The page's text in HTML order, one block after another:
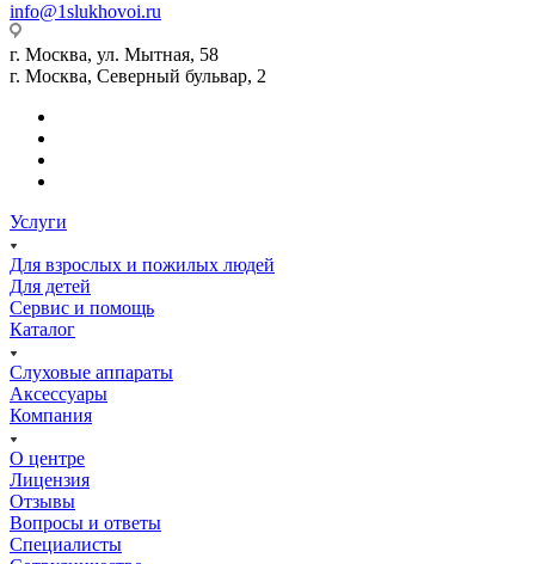
info@1slukhovoi.ru
г. Москва, ул. Мытная, 58
г. Москва, Северный бульвар, 2
Услуги
Для взрослых и пожилых людей
Для детей
Сервис и помощь
Каталог
Слуховые аппараты
Аксессуары
Компания
О центре
Лицензия
Отзывы
Вопросы и ответы
Специалисты